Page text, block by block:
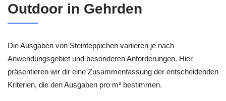
Outdoor in Gehrden
Die Ausgaben von Steinteppichen variieren je nach
Anwendungsgebiet und besonderen Anforderungen. Hier
präsentieren wir dir eine Zusammenfassung der entscheidenden
Kriterien, die den Ausgaben pro m² bestimmen.